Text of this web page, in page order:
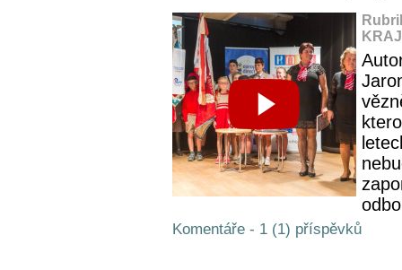
Komentáře - 1 (1) příspěvků